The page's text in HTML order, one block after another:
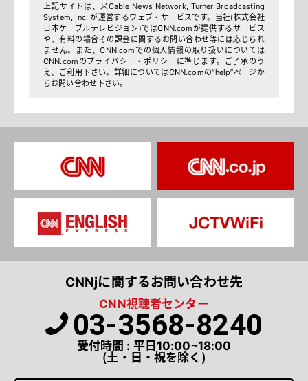
上記サイトは、米Cable News Network, Turner Broadcasting
System, Inc. が運営するウェブ・サービスです。当社（株式会社
日本ケーブルテレビジョン）ではCNN.comが提供するサービス
や、有料の場合その課金に関するお問い合わせ等には応じられ
ません。また、CNN.comでの個人情報の取り扱いについては
CNN.comのプライバシー・ポリシーに準じます。ご了承のう
え、ご利用下さい。詳細についてはCNN.comの“help”ページか
らお問い合わせ下さい。
CNNjに関するお問い合わせ先
CNN視聴者センター
03-3568-8240
受付時間 : 平日10:00～18:00
（土・日・祝を除く）